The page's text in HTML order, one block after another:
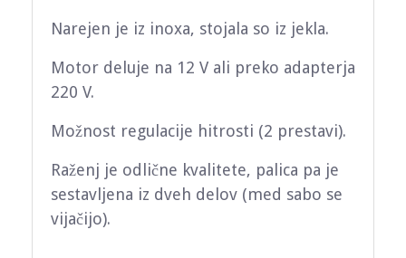
Narejen je iz inoxa, stojala so iz jekla.
Motor deluje na 12 V ali preko adapterja
220 V.
Možnost regulacije hitrosti (2 prestavi).
Raženj je odlične kvalitete, palica pa je
sestavljena iz dveh delov (med sabo se
vijačijo).